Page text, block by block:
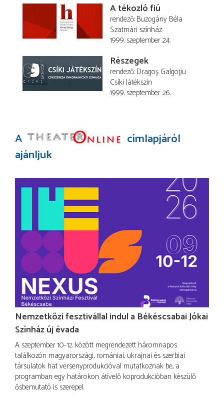
A tékozló fiú
rendező Buzogány Béla
Szatmári színház
1999. szeptember 24.
Részegek
rendező Dragoş Galgoţiu
Csíki Játékszín
1999. szeptember 26.
A
címlapjáról
ajánljuk
Nemzetközi fesztivállal indul a Békéscsabai Jókai
Színház új évada
A szeptember 10–12. között megrendezett háromnapos
találkozón magyarországi, romániai, ukrajnai és szerbiai
társulatok hat versenyprodukcióval mutatkoznak be, a
programban egy határokon átívelő koprodukcióban készülő
ősbemutató is szerepel.